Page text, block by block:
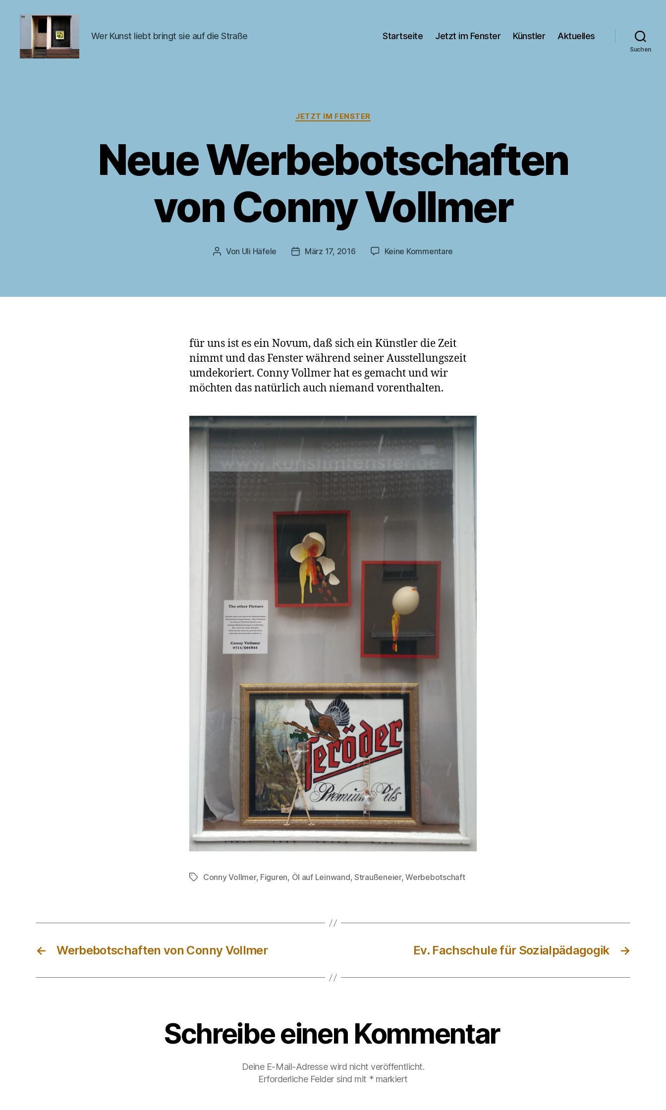
Wer Kunst liebt bringt sie auf die Straße Startseite Jetzt im Fenster Künstler Aktuelles
Suchen
Kategorien
JETZT IM FENSTER
Neue Werbebotschaften
von Conny Vollmer
Beitragsautor
Von Uli Häfele Veröffentlichungsdatum
März 17, 2016 Keine Kommentare
Conny
für uns ist es ein Novum, daß sich ein Künstler die Zeit
nimmt und das Fenster während seiner Ausstellungszeit
umdekoriert. Conny Vollmer hat es gemacht und wir
möchten das natürlich auch niemand vorenthalten.
Schlagwörter
Conny Vollmer, Figuren, Öl auf Leinwand, Straußeneier,Werbebotschaft
← Werbebotschaften von Conny Vollmer →
Ev. Fachschule für Sozialpädagogik
Schreibe einen Kommentar
Deine E-Mail-Adresse wird nicht veröffentlicht.
Erforderliche Felder sind mit * markiert